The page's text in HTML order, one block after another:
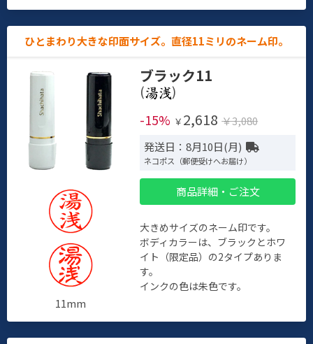
ひとまわり大きな印面サイズ。直径11ミリのネーム印。
11mm
ブラック11
(
)
-15% ￥ 2,618 ￥3,080
発送日：8月10日(月)
ネコポス（郵便受けへお届け）
商品詳細・ご注文
大きめサイズのネーム印です。
ボディカラーは、ブラックとホワ
イト（限定品）の2タイプありま
す。
インクの色は朱色です。